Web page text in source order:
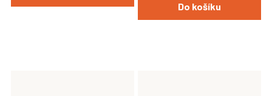
Do košíku